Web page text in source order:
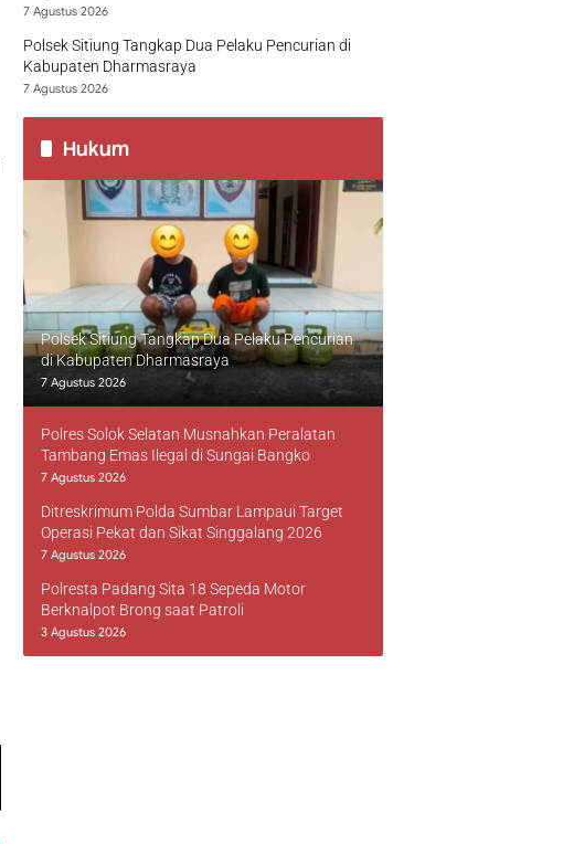
7 Agustus 2026
Polsek Sitiung Tangkap Dua Pelaku Pencurian di
Kabupaten Dharmasraya
7 Agustus 2026
Hukum
Polsek Sitiung Tangkap Dua Pelaku Pencurian
di Kabupaten Dharmasraya
7 Agustus 2026
Polres Solok Selatan Musnahkan Peralatan
Tambang Emas Ilegal di Sungai Bangko
7 Agustus 2026
Ditreskrimum Polda Sumbar Lampaui Target
Operasi Pekat dan Sikat Singgalang 2026
7 Agustus 2026
Polresta Padang Sita 18 Sepeda Motor
Berknalpot Brong saat Patroli
3 Agustus 2026